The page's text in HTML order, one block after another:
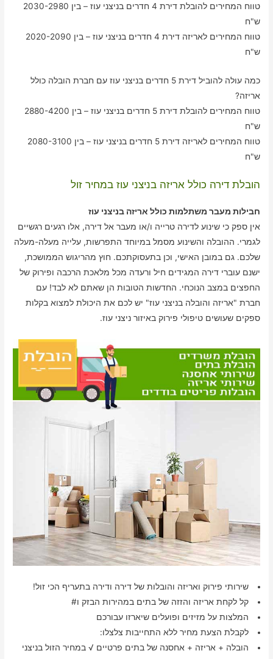
טווח המחירים להובלת דירת 4 חדרים בניצני עוז – בין 2030-2980
ש"ח
טווח המחירים לאריזה דירת 4 חדרים בניצני עוז – בין 2020-2090
ש"ח
כמה עולה להוביל דירת 5 חדרים בניצני עוז עם חברת הובלה כולל
אריזה?
טווח המחירים להובלת דירת 5 חדרים בניצני עוז – בין 2880-4200
ש"ח
טווח המחירים לאריזה דירת 5 חדרים בניצני עוז – בין 2080-3100
ש"ח
הובלת דירה כולל אריזה בניצני עוז במחיר זול
חבילות מעבר משתלמות כולל אריזה בניצני עוז
אין ספק כי שינוע לדירה טרייה ו/או מעבר אל דירה, אלו רגעים רגשיים
לגמרי. ההובלה והשינוע מסמל במיוחד התפרשות, עלייה מעלה-מעלה
שלכם. גם במובן האישי, וכן בתעסוקתכם. חוץ מהריגוש הממושכת,
ישנם עוברי דירה המגידים חיל ורעדה מכל מלאכת הרכבה ופירוק של
החפצים במצב הנוכחי. החדשות הטובות הן שאתם לא לבד! עם
חברת "אריזה והובלה בניצני עוז" יש לכם את היכולת למצוא בקלות
ספקים שעושים טיפולי פירוק באיזור ניצני עוז.
שירותי פירוק ואריזה והובלות של דירה ודירה בתעריף הכי זול!
קל לקחת אריזה והזזה של בתים במהירות הבזק ו#
המלצות על מזיזים ופועלים שיארזו עבורכם
לקבלת הצעת מחיר ללא התחייבות צלצלו:
הובלה + אריזה + אחסנה של בתים פרטיים √ במחיר הזול בניצני